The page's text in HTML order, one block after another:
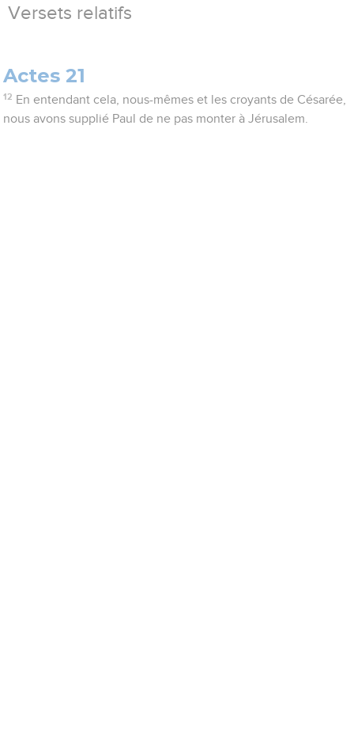
Versets relatifs
Actes 21
12 En entendant cela, nous-mêmes et les croyants de Césarée,
nous avons supplié Paul de ne pas monter à Jérusalem.